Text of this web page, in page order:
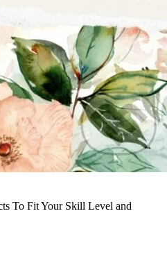
To Fit Your Skill Level and